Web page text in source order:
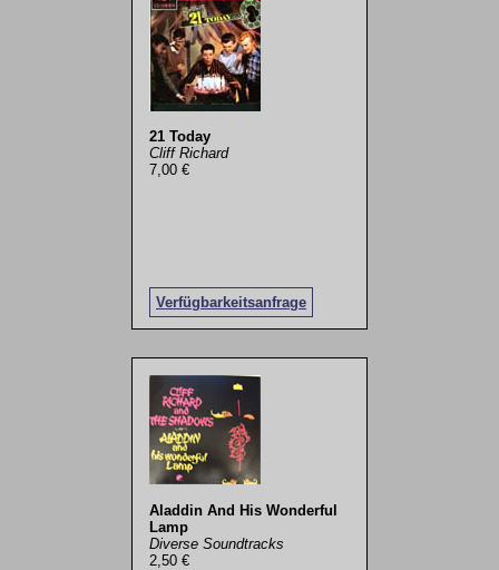
21 Today
Cliff Richard
7,00 €
Verfügbarkeitsanfrage
Aladdin And His Wonderful
Lamp
Diverse Soundtracks
2,50 €